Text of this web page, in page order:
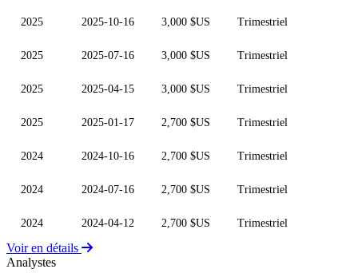
2025 2025-10-16 3,000 $US Trimestriel
2025 2025-07-16 3,000 $US Trimestriel
2025 2025-04-15 3,000 $US Trimestriel
2025 2025-01-17 2,700 $US Trimestriel
2024 2024-10-16 2,700 $US Trimestriel
2024 2024-07-16 2,700 $US Trimestriel
2024 2024-04-12 2,700 $US Trimestriel
Voir en détails
Analystes